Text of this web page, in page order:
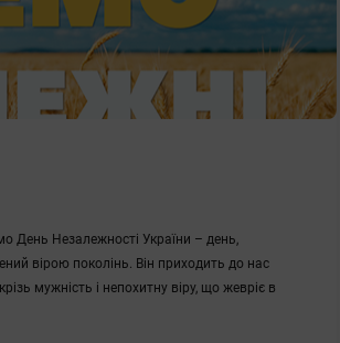
День Незалежності України – день,
вірою поколінь. Він приходить до нас
мужність і непохитну віру, що жевріє в